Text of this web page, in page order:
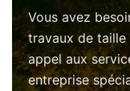
Vous avez
travaux de taille
appel aux
entreprise